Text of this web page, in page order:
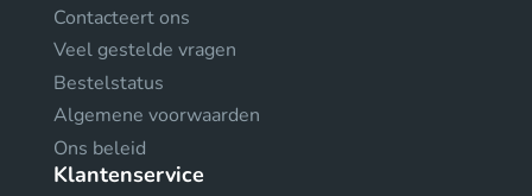
Contacteert ons
Veel gestelde vragen
Bestelstatus
Algemene voorwaarden
Ons beleid
Klantenservice